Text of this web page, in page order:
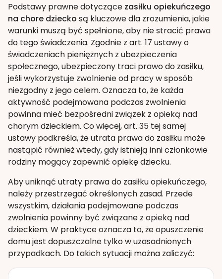
Podstawy prawne dotyczące zasiłku opiekuńczego
na chore dziecko są kluczowe dla zrozumienia, jakie
warunki muszą być spełnione, aby nie stracić prawa
do tego świadczenia. Zgodnie z art. 17 ustawy o
świadczeniach pieniężnych z ubezpieczenia
społecznego, ubezpieczony traci prawo do zasiłku,
jeśli wykorzystuje zwolnienie od pracy w sposób
niezgodny z jego celem. Oznacza to, że każda
aktywność podejmowana podczas zwolnienia
powinna mieć bezpośredni związek z opieką nad
chorym dzieckiem. Co więcej, art. 35 tej samej
ustawy podkreśla, że utrata prawa do zasiłku może
nastąpić również wtedy, gdy istnieją inni członkowie
rodziny mogący zapewnić opiekę dziecku.
Aby uniknąć utraty prawa do zasiłku opiekuńczego,
należy przestrzegać określonych zasad. Przede
wszystkim, działania podejmowane podczas
zwolnienia powinny być związane z opieką nad
dzieckiem. W praktyce oznacza to, że opuszczenie
domu jest dopuszczalne tylko w uzasadnionych
przypadkach. Do takich sytuacji można zaliczyć: